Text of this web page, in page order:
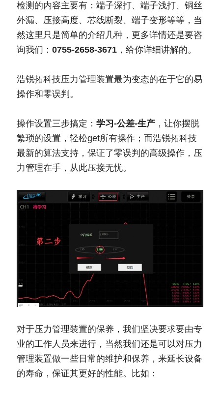
检测的内容主要有：端子深打、端子浅打、铜丝
外漏、压接高度、芯线断裂、端子变形等等，当
然这里只是简单的介绍几种，更多详情还是要咨
询我们： 0755-2658-3671 ，给你详细讲解的。
浩锐拓科技压力管理装置最为变态的在于它的易
操作和零误判。
操作设置三步搞定： 学习-公差-生产 ，让你摆脱
繁琐的设置，轻松get所有操作；而浩锐拓科技
最新的算法支持，保证了零误判的高级操作，压
力管理在手，从此压接无忧。
对于压力管理装置的保养，我们坚决要求要由专
业的工作人员来进行，当然我们还是可以对压力
管理装置做一些日常的维护和保养，来延长设备
的寿命，保证其更好的性能。比如：